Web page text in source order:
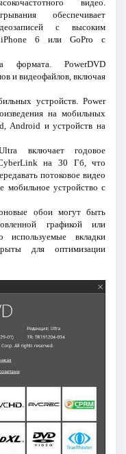
видео.
обеспечивает
с высоким
iPhone 6 или GoPro с
формата. PowerDVD
и видеофайлов, включая
устройств. Power
на мобильных
Android и устройств на
включает годовое
CyberLink на 30 Гб, что
потоковое видео
устройство с
обои могут быть
графикой или
используемые вкладки
для оптимизации